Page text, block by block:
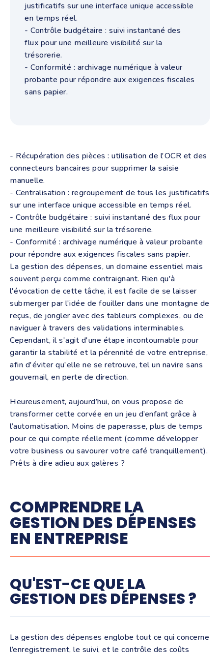
justificatifs sur une interface unique accessible
en temps réel.
- Contrôle budgétaire : suivi instantané des
flux pour une meilleure visibilité sur la
trésorerie.
- Conformité : archivage numérique à valeur
probante pour répondre aux exigences fiscales
sans papier.
- Récupération des pièces : utilisation de l'OCR et des
connecteurs bancaires pour supprimer la saisie
manuelle.
- Centralisation : regroupement de tous les justificatifs
sur une interface unique accessible en temps réel.
- Contrôle budgétaire : suivi instantané des flux pour
une meilleure visibilité sur la trésorerie.
- Conformité : archivage numérique à valeur probante
pour répondre aux exigences fiscales sans papier.
La gestion des dépenses, un domaine essentiel mais
souvent perçu comme contraignant. Rien qu'à
l'évocation de cette tâche, il est facile de se laisser
submerger par l'idée de fouiller dans une montagne de
reçus, de jongler avec des tableurs complexes, ou de
naviguer à travers des validations interminables.
Cependant, il s'agit d'une étape incontournable pour
garantir la stabilité et la pérennité de votre entreprise,
afin d'éviter qu'elle ne se retrouve, tel un navire sans
gouvernail, en perte de direction.
Heureusement, aujourd’hui, on vous propose de
transformer cette corvée en un jeu d’enfant grâce à
l’automatisation. Moins de paperasse, plus de temps
pour ce qui compte réellement (comme développer
votre business ou savourer votre café tranquillement).
Prêts à dire adieu aux galères ?
COMPRENDRE LA
GESTION DES DÉPENSES
EN ENTREPRISE
QU'EST-CE QUE LA
GESTION DES DÉPENSES ?
La gestion des dépenses englobe tout ce qui concerne
l’enregistrement, le suivi, et le contrôle des coûts